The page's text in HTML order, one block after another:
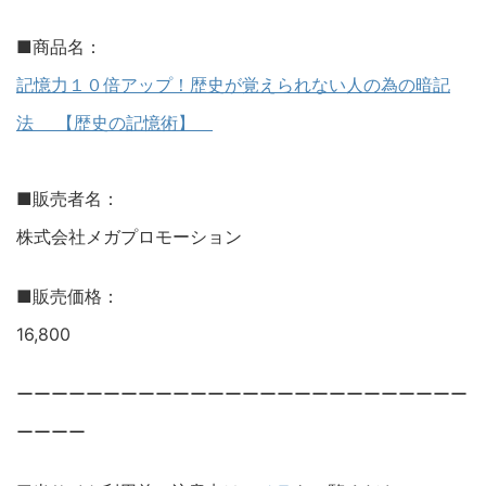
■商品名：
記憶力１０倍アップ！歴史が覚えられない人の為の暗記
法 【歴史の記憶術】
■販売者名：
株式会社メガプロモーション
■販売価格：
16,800
ーーーーーーーーーーーーーーーーーーーーーーーーーー
ーーーー